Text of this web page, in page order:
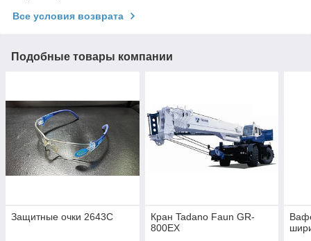
Все условия возврата
Подобные товары компании
Защитные очки 2643C
Кран Tadano Faun GR-
800EX